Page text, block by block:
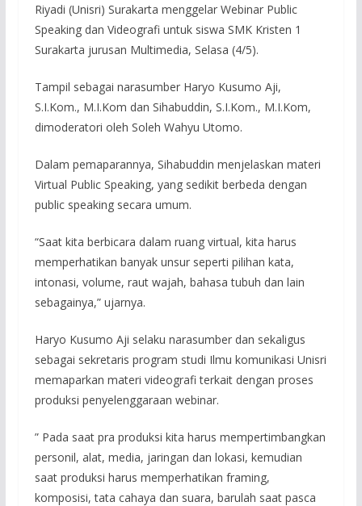
Riyadi (Unisri) Surakarta menggelar Webinar Public
Speaking dan Videografi untuk siswa SMK Kristen 1
Surakarta jurusan Multimedia, Selasa (4/5).
Tampil sebagai narasumber Haryo Kusumo Aji,
S.I.Kom., M.I.Kom dan Sihabuddin, S.I.Kom., M.I.Kom,
dimoderatori oleh Soleh Wahyu Utomo.
Dalam pemaparannya, Sihabuddin menjelaskan materi
Virtual Public Speaking, yang sedikit berbeda dengan
public speaking secara umum.
“Saat kita berbicara dalam ruang virtual, kita harus
memperhatikan banyak unsur seperti pilihan kata,
intonasi, volume, raut wajah, bahasa tubuh dan lain
sebagainya,” ujarnya.
Haryo Kusumo Aji selaku narasumber dan sekaligus
sebagai sekretaris program studi Ilmu komunikasi Unisri
memaparkan materi videografi terkait dengan proses
produksi penyelenggaraan webinar.
” Pada saat pra produksi kita harus mempertimbangkan
personil, alat, media, jaringan dan lokasi, kemudian
saat produksi harus memperhatikan framing,
komposisi, tata cahaya dan suara, barulah saat pasca